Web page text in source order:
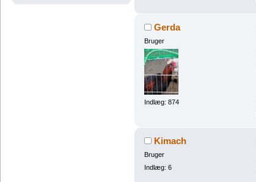
Gerda
Bruger
Indlæg: 874
Kimach
Bruger
Indlæg: 6